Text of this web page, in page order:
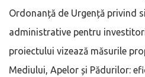
Ordonanță de Urgență privind
administrative pentru
proiectului vizează măsurile
Mediului, Apelor și Pădurilor: